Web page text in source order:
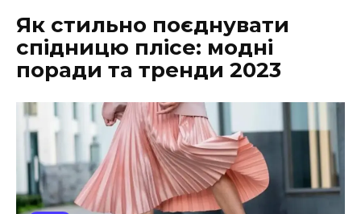
Як стильно поєднувати
спідницю плісе: модні
поради та тренди 2023